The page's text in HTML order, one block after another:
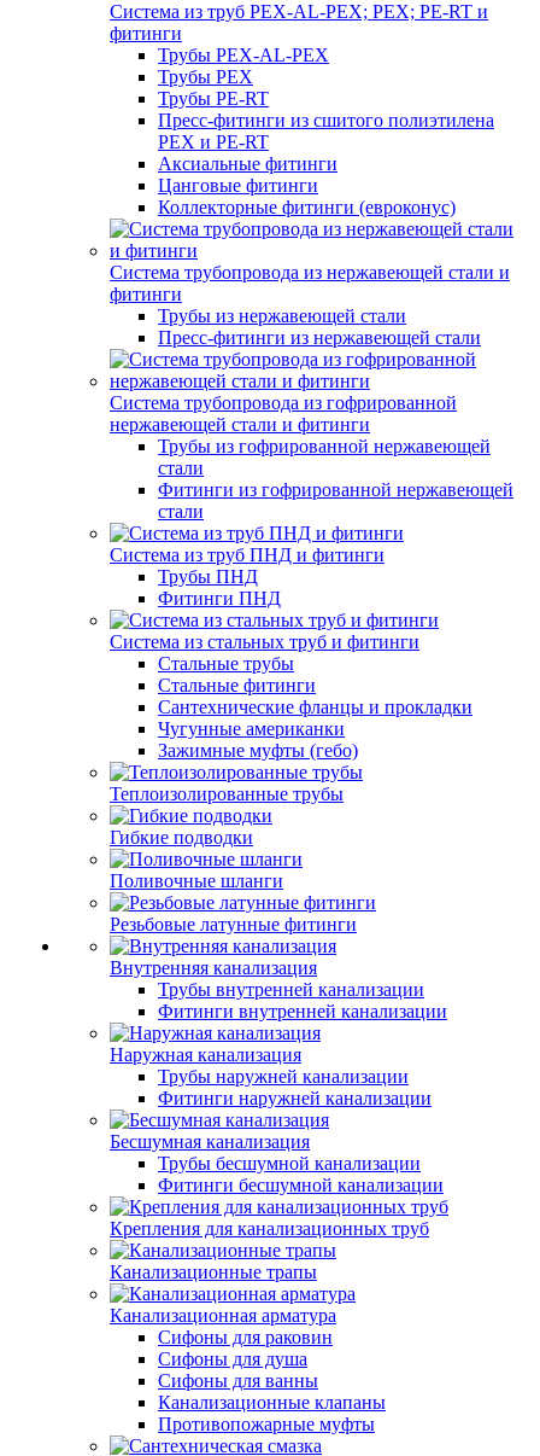
Система из труб PEX-AL-PEX; PEX; PE-RT и
фитинги
Трубы PEX-AL-PEX
Трубы PEX
Трубы PE-RT
Пресс-фитинги из сшитого полиэтилена
PEX и PE-RT
Аксиальные фитинги
Цанговые фитинги
Коллекторные фитинги (евроконус)
Система трубопровода из нержавеющей стали и
фитинги
Трубы из нержавеющей стали
Пресс-фитинги из нержавеющей стали
Система трубопровода из гофрированной
нержавеющей стали и фитинги
Трубы из гофрированной нержавеющей
стали
Фитинги из гофрированной нержавеющей
стали
Система из труб ПНД и фитинги
Трубы ПНД
Фитинги ПНД
Система из стальных труб и фитинги
Стальные трубы
Стальные фитинги
Сантехнические фланцы и прокладки
Чугунные американки
Зажимные муфты (гебо)
Теплоизолированные трубы
Гибкие подводки
Поливочные шланги
Резьбовые латунные фитинги
Внутренняя канализация
Трубы внутренней канализации
Фитинги внутренней канализации
Наружная канализация
Трубы наружней канализации
Фитинги наружней канализации
Бесшумная канализация
Трубы бесшумной канализации
Фитинги бесшумной канализации
Крепления для канализационных труб
Канализационные трапы
Канализационная арматура
Сифоны для раковин
Сифоны для душа
Сифоны для ванны
Канализационные клапаны
Противопожарные муфты